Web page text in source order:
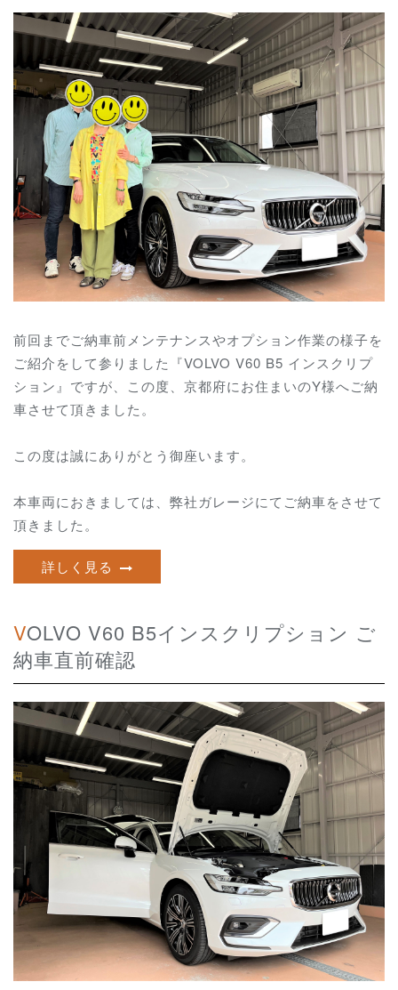
前回までご納車前メンテナンスやオプション作業の様子を
ご紹介をして参りました『VOLVO V60 B5 インスクリプ
ション』ですが、この度、京都府にお住まいのY様へご納
車させて頂きました。
この度は誠にありがとう御座います。
本車両におきましては、弊社ガレージにてご納車をさせて
頂きました。
詳しく見る
VOLVO V60 B5インスクリプション ご
納車直前確認